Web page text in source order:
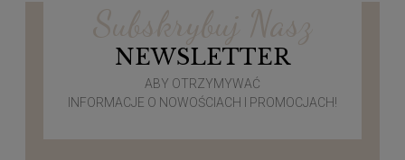
Subskrybuj Nasz
NEWSLETTER
ABY OTRZYMYWAĆ
INFORMACJE O NOWOŚCIACH I PROMOCJACH!